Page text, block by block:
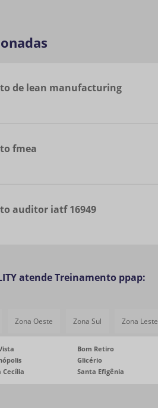
de lean manufacturing
fmea
auditor iatf 16949
atende Treinamento ppap:
Zona Oeste Zona Sul Zona Leste
Bom Retiro
Glicério
Cecília Santa Efigênia